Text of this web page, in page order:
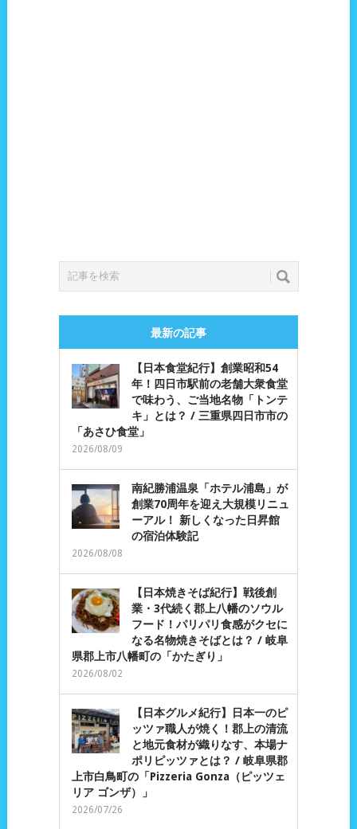
最新の記事
【日本食堂紀行】創業昭和54
年！四日市駅前の老舗大衆食堂
で味わう、ご当地名物「トンテ
キ」とは？ / 三重県四日市市の
「あさひ食堂」
2026/08/09
南紀勝浦温泉「ホテル浦島」が
創業70周年を迎え大規模リニュ
ーアル！ 新しくなった日昇館
の宿泊体験記
2026/08/08
【日本焼きそば紀行】戦後創
業・3代続く郡上八幡のソウル
フード！パリパリ食感がクセに
なる名物焼きそばとは？ / 岐阜
県郡上市八幡町の「かたぎり」
2026/08/02
【日本グルメ紀行】日本一のピ
ッツァ職人が焼く！郡上の清流
と地元食材が織りなす、本場ナ
ポリピッツァとは？ / 岐阜県郡
上市白鳥町の「Pizzeria Gonza（ピッツェ
リア ゴンザ）」
2026/07/26